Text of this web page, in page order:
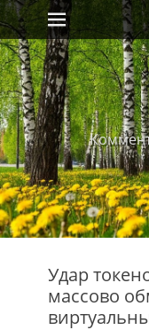
Skip
to
content
Primary Menu
Удар
массово